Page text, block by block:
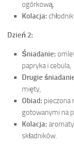
ogórkową,
Kolacja:
Dzień 2:
Śniadanie:
papryka i cebula,
Drugie
mięty,
Obiad: pieczona
gotowanymi na
Kolacja:
składników.